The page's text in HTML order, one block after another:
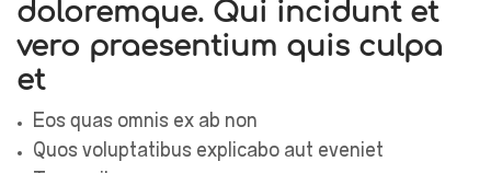
doloremque. Qui incidunt et
vero praesentium quis culpa
et
Eos quas omnis ex ab non
Quos voluptatibus explicabo aut eveniet